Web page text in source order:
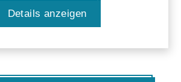
Details anzeigen